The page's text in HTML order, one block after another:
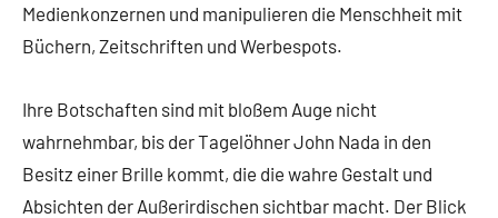
Medienkonzernen und manipulieren die Menschheit mit
Büchern, Zeitschriften und Werbespots.
Ihre Botschaften sind mit bloßem Auge nicht
wahrnehmbar, bis der Tagelöhner John Nada in den
Besitz einer Brille kommt, die die wahre Gestalt und
Absichten der Außerirdischen sichtbar macht. Der Blick